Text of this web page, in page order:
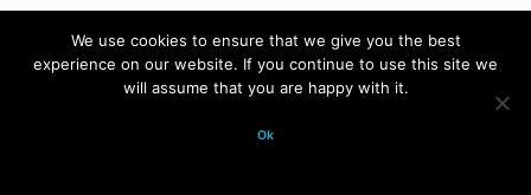
We use cookies to ensure that we give you the best
experience on our website. If you continue to use this site we
will assume that you are happy with it.
Ok